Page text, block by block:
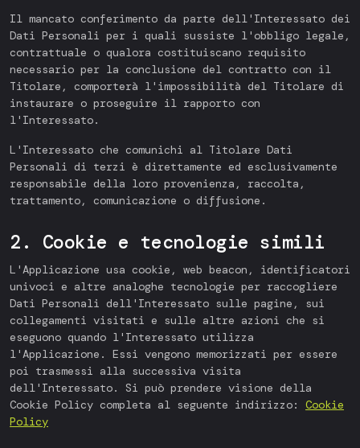
Il mancato conferimento da parte dell'Interessato dei
Dati Personali per i quali sussiste l'obbligo legale,
contrattuale o qualora costituiscano requisito
necessario per la conclusione del contratto con il
Titolare, comporterà l'impossibilità del Titolare di
instaurare o proseguire il rapporto con
l'Interessato.
L'Interessato che comunichi al Titolare Dati
Personali di terzi è direttamente ed esclusivamente
responsabile della loro provenienza, raccolta,
trattamento, comunicazione o diffusione.
2. Cookie e tecnologie simili
L'Applicazione usa cookie, web beacon, identificatori
univoci e altre analoghe tecnologie per raccogliere
Dati Personali dell'Interessato sulle pagine, sui
collegamenti visitati e sulle altre azioni che si
eseguono quando l'Interessato utilizza
l'Applicazione. Essi vengono memorizzati per essere
poi trasmessi alla successiva visita
dell'Interessato. Si può prendere visione della
Cookie Policy completa al seguente indirizzo: Cookie
Policy